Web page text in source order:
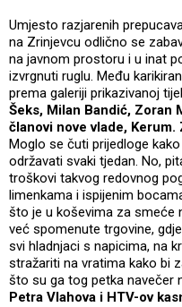
Umjesto razjarenih
na Zrinjevcu odlično se
na javnom prostoru i u inat
izvrgnuti ruglu. Među
prema galeriji prikazivanoj
Šeks, Milan Bandić, Zoran
članovi nove vlade,
Moglo se čuti prijedloge
održavati svaki tjedan. No,
troškovi takvog redovnog
limenkama i ispijenim
što je u koševima za smeće
već spomenute trgovine,
svi hladnjaci s napicima, na
stražariti na vratima kako bi
što su ga tog petka navečer
Petra Vlahova i HTV-ov